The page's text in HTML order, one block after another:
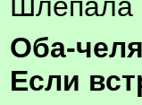
Оба-
Если